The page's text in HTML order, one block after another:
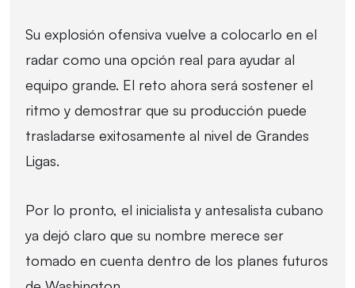
Su explosión ofensiva vuelve a colocarlo en el
radar como una opción real para ayudar al
equipo grande. El reto ahora será sostener el
ritmo y demostrar que su producción puede
trasladarse exitosamente al nivel de Grandes
Ligas.
Por lo pronto, el inicialista y antesalista cubano
ya dejó claro que su nombre merece ser
tomado en cuenta dentro de los planes futuros